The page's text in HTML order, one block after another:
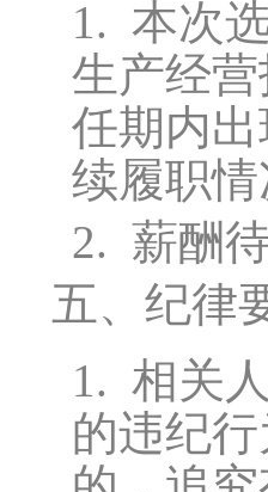
1. 本次
生产经
任期内
续履职
2. 薪酬
五、纪律
1. 相关
的违纪